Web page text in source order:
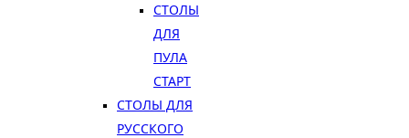
СТОЛЫ
ДЛЯ
ПУЛА
СТАРТ
СТОЛЫ ДЛЯ
РУССКОГО